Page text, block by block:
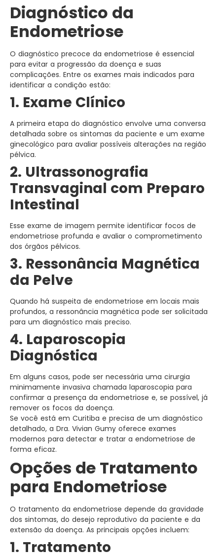
Diagnóstico da
Endometriose
O diagnóstico precoce da endometriose é essencial
para evitar a progressão da doença e suas
complicações. Entre os exames mais indicados para
identificar a condição estão:
1. Exame Clínico
A primeira etapa do diagnóstico envolve uma conversa
detalhada sobre os sintomas da paciente e um exame
ginecológico para avaliar possíveis alterações na região
pélvica.
2. Ultrassonografia
Transvaginal com Preparo
Intestinal
Esse exame de imagem permite identificar focos de
endometriose profunda e avaliar o comprometimento
dos órgãos pélvicos.
3. Ressonância Magnética
da Pelve
Quando há suspeita de endometriose em locais mais
profundos, a ressonância magnética pode ser solicitada
para um diagnóstico mais preciso.
4. Laparoscopia
Diagnóstica
Em alguns casos, pode ser necessária uma cirurgia
minimamente invasiva chamada laparoscopia para
confirmar a presença da endometriose e, se possível, já
remover os focos da doença.
Se você está em Curitiba e precisa de um diagnóstico
detalhado, a Dra. Vivian Gumy oferece exames
modernos para detectar e tratar a endometriose de
forma eficaz.
Opções de Tratamento
para Endometriose
O tratamento da endometriose depende da gravidade
dos sintomas, do desejo reprodutivo da paciente e da
extensão da doença. As principais opções incluem:
1. Tratamento